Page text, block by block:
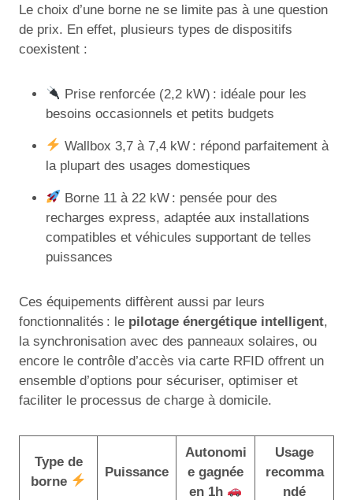
Le choix d’une borne ne se limite pas à une question
de prix. En effet, plusieurs types de dispositifs
coexistent :
Prise renforcée (2,2 kW) : idéale pour les
besoins occasionnels et petits budgets
Wallbox 3,7 à 7,4 kW : répond parfaitement à
la plupart des usages domestiques
Borne 11 à 22 kW : pensée pour des
recharges express, adaptée aux installations
compatibles et véhicules supportant de telles
puissances
Ces équipements diffèrent aussi par leurs
fonctionnalités : le pilotage énergétique intelligent,
la synchronisation avec des panneaux solaires, ou
encore le contrôle d’accès via carte RFID offrent un
ensemble d’options pour sécuriser, optimiser et
faciliter le processus de charge à domicile.
Type de
borne
Puissance
Autonomi
e gagnée
en 1h
Usage
recomma
ndé